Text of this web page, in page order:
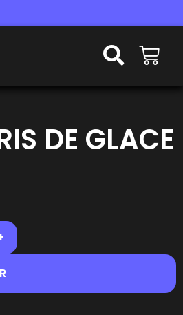
DE GLACE